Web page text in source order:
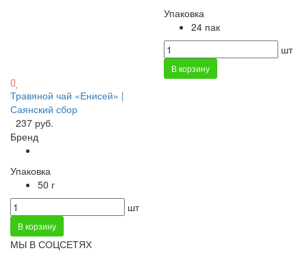
Упаковка
24 пак
шт
В корзину
Травяной чай «Енисей» |
Саянский сбор
237 руб.
Бренд
Упаковка
50 г
шт
В корзину
МЫ В СОЦСЕТЯХ